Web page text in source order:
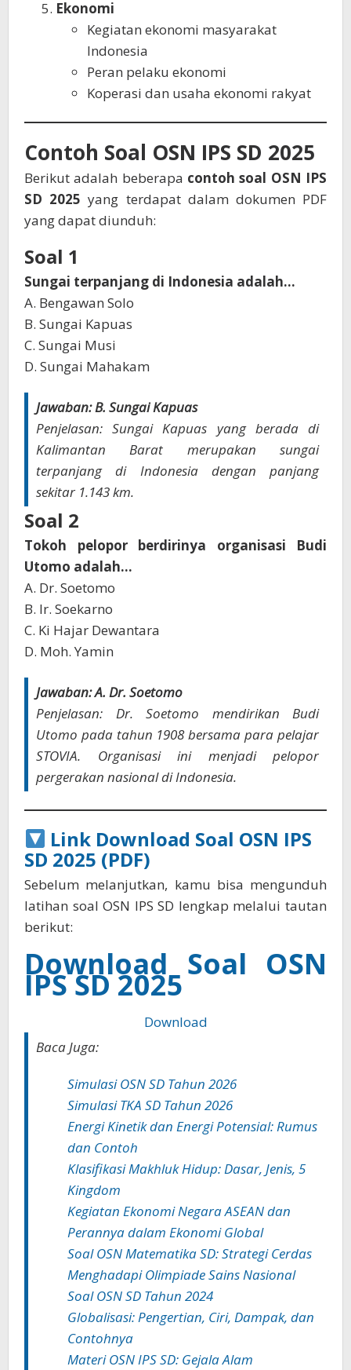
Ekonomi
Kegiatan ekonomi masyarakat
Indonesia
Peran pelaku ekonomi
Koperasi dan usaha ekonomi rakyat
Contoh Soal OSN IPS SD 2025
Berikut adalah beberapa contoh soal OSN IPS
SD 2025 yang terdapat dalam dokumen PDF
yang dapat diunduh:
Soal 1
Sungai terpanjang di Indonesia adalah...
A. Bengawan Solo
B. Sungai Kapuas
C. Sungai Musi
D. Sungai Mahakam
Jawaban: B. Sungai Kapuas
Penjelasan: Sungai Kapuas yang berada di
Kalimantan Barat merupakan sungai
terpanjang di Indonesia dengan panjang
sekitar 1.143 km.
Soal 2
Tokoh pelopor berdirinya organisasi Budi
Utomo adalah...
A. Dr. Soetomo
B. Ir. Soekarno
C. Ki Hajar Dewantara
D. Moh. Yamin
Jawaban: A. Dr. Soetomo
Penjelasan: Dr. Soetomo mendirikan Budi
Utomo pada tahun 1908 bersama para pelajar
STOVIA. Organisasi ini menjadi pelopor
pergerakan nasional di Indonesia.
Link Download Soal OSN IPS
SD 2025 (PDF)
Sebelum melanjutkan, kamu bisa mengunduh
latihan soal OSN IPS SD lengkap melalui tautan
berikut:
Download Soal OSN
IPS SD 2025
Download
Baca Juga:
Simulasi OSN SD Tahun 2026
Simulasi TKA SD Tahun 2026
Energi Kinetik dan Energi Potensial: Rumus
dan Contoh
Klasifikasi Makhluk Hidup: Dasar, Jenis, 5
Kingdom
Kegiatan Ekonomi Negara ASEAN dan
Perannya dalam Ekonomi Global
Soal OSN Matematika SD: Strategi Cerdas
Menghadapi Olimpiade Sains Nasional
Soal OSN SD Tahun 2024
Globalisasi: Pengertian, Ciri, Dampak, dan
Contohnya
Materi OSN IPS SD: Gejala Alam